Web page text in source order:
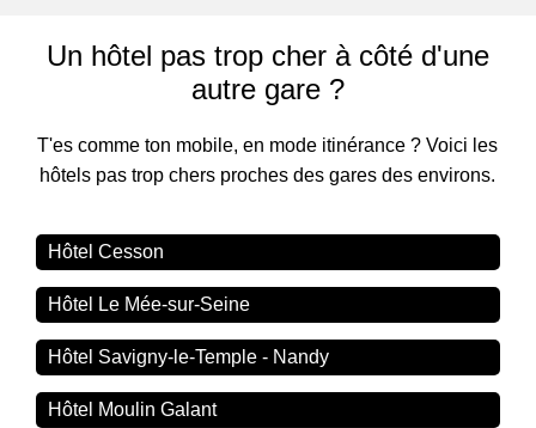
Un hôtel pas trop cher à côté d'une
autre gare ?
T'es comme ton mobile, en mode itinérance ? Voici les
hôtels pas trop chers proches des gares des environs.
Hôtel Cesson
Hôtel Le Mée-sur-Seine
Hôtel Savigny-le-Temple - Nandy
Hôtel Moulin Galant